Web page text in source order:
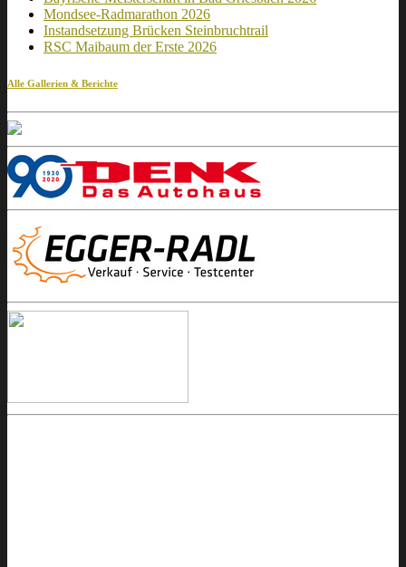
Mondsee-Radmarathon 2026
Instandsetzung Brücken Steinbruchtrail
RSC Maibaum der Erste 2026
Alle Gallerien & Berichte